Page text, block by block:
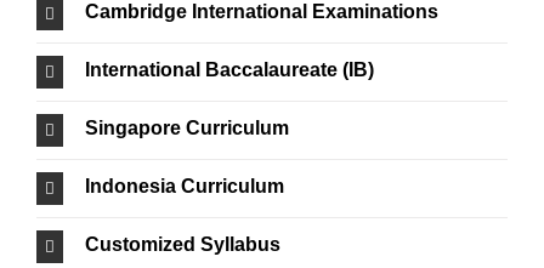
Cambridge International Examinations
International Baccalaureate (IB)
Singapore Curriculum
Indonesia Curriculum
Customized Syllabus